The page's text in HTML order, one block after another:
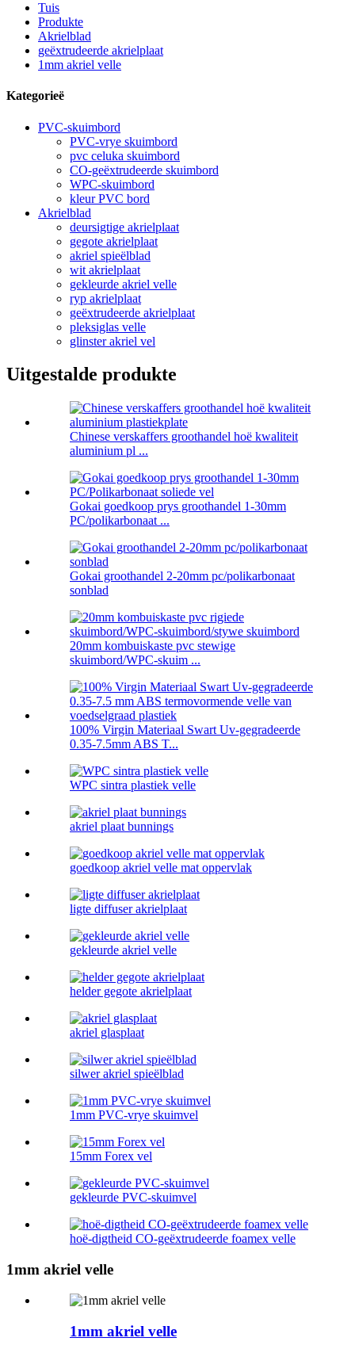
Tuis
Produkte
Akrielblad
geëxtrudeerde akrielplaat
1mm akriel velle
Kategorieë
PVC-skuimbord
PVC-vrye skuimbord
pvc celuka skuimbord
CO-geëxtrudeerde skuimbord
WPC-skuimbord
kleur PVC bord
Akrielblad
deursigtige akrielplaat
gegote akrielplaat
akriel spieëlblad
wit akrielplaat
gekleurde akriel velle
ryp akrielplaat
geëxtrudeerde akrielplaat
pleksiglas velle
glinster akriel vel
Uitgestalde produkte
Chinese verskaffers groothandel hoë kwaliteit
aluminium pl ...
Gokai goedkoop prys groothandel 1-30mm
PC/polikarbonaat ...
Gokai groothandel 2-20mm pc/polikarbonaat
sonblad
20mm kombuiskaste pvc stewige
skuimbord/WPC-skuim ...
100% Virgin Materiaal Swart Uv-gegradeerde
0.35-7.5mm ABS T...
WPC sintra plastiek velle
akriel plaat bunnings
goedkoop akriel velle mat oppervlak
ligte diffuser akrielplaat
gekleurde akriel velle
helder gegote akrielplaat
akriel glasplaat
silwer akriel spieëlblad
1mm PVC-vrye skuimvel
15mm Forex vel
gekleurde PVC-skuimvel
hoë-digtheid CO-geëxtrudeerde foamex velle
1mm akriel velle
1mm akriel velle